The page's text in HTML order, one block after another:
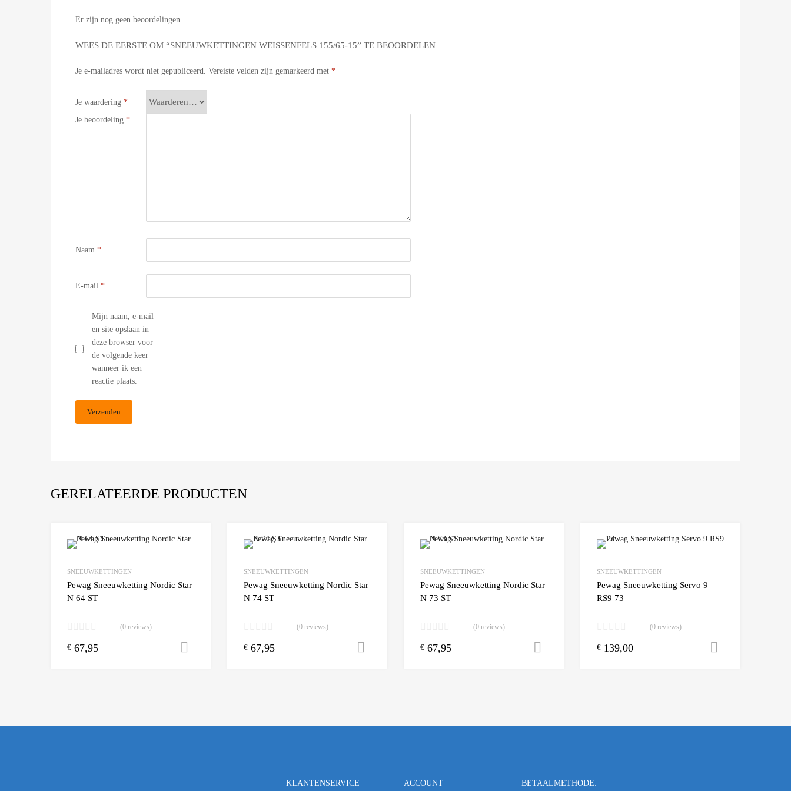
Er zijn nog geen beoordelingen.
WEES DE EERSTE OM “SNEEUWKETTINGEN WEISSENFELS 155/65-15” TE BEOORDELEN
Je e-mailadres wordt niet gepubliceerd. Vereiste velden zijn gemarkeerd met *
Je waardering *
Je beoordeling *
Naam *
E-mail *
Mijn naam, e-mail
en site opslaan in
deze browser voor
de volgende keer
wanneer ik een
reactie plaats.
GERELATEERDE PRODUCTEN
Add to Wishlist
SNEEUWKETTINGEN
Pewag Sneeuwketting Nordic Star
N 64 ST
(0 reviews)
€ 67,95 Toevoegen aan winkelwagen
Add to Wishlist
SNEEUWKETTINGEN
Pewag Sneeuwketting Nordic Star
N 74 ST
(0 reviews)
€ 67,95 Toevoegen aan winkelwagen
Add to Wishlist
SNEEUWKETTINGEN
Pewag Sneeuwketting Nordic Star
N 73 ST
(0 reviews)
€ 67,95 Toevoegen aan winkelwagen
SNEEUWKETTINGEN
Pewag Sneeuwketting Servo 9
RS9 73
(0 reviews)
€ 139,00
KLANTENSERVICE ACCOUNT BETAALMETHODE: